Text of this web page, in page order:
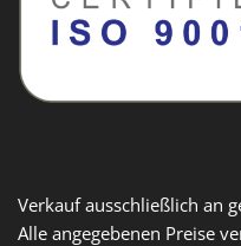
Verkauf ausschließlich an
Alle angegebenen Preise